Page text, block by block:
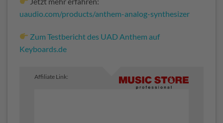
uaudio.com/products/anthem-analog-synthesizer
Zum Testbericht des UAD Anthem auf
Keyboards.de
Affiliate Link: